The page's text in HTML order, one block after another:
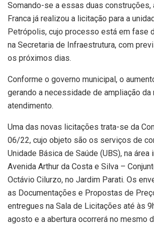
Somando-se a essas duas construções,
Franca já realizou a licitação para a
Petrópolis, cujo processo está em fase
na Secretaria de Infraestrutura, com
os próximos dias.
Conforme o governo municipal, o
gerando a necessidade de ampliação da
atendimento.
Uma das novas licitações trata-se da
06/22, cujo objeto são os serviços de
Unidade Básica de Saúde (UBS), na área
Avenida Arthur da Costa e Silva –
Octávio Cilurzo, no Jardim Parati. Os
as Documentações e Propostas de
entregues na Sala de Licitações até às
agosto e a abertura ocorrerá no mesmo